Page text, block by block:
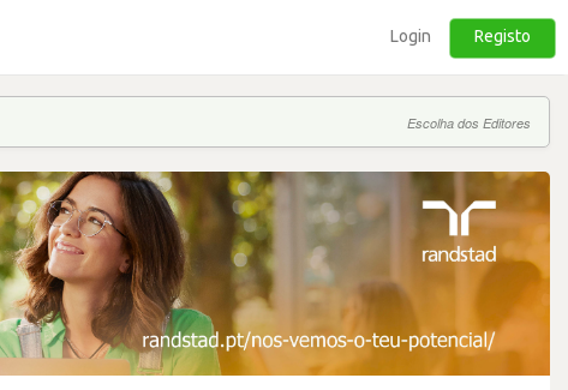
Login Registo
Escolha dos Editores